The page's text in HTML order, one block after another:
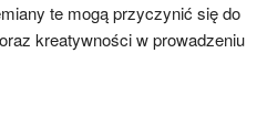
te mogą przyczynić się do
kreatywności w prowadzeniu